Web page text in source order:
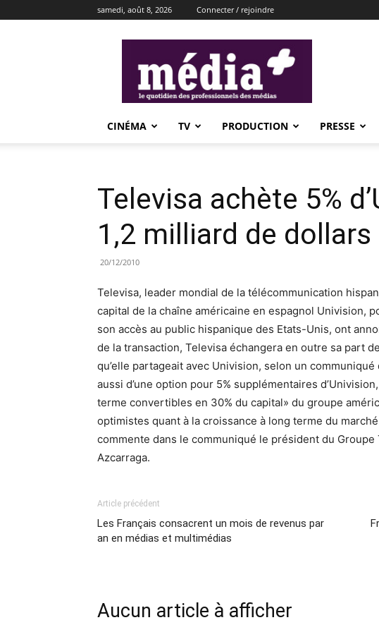
samedi, août 8, 2026 Connecter / rejoindre
CINÉMA TV PRODUCTION PRESSE
Televisa achète 5%
1,2 milliard de dollars
20/12/2010
Televisa, leader mondial de la télécommunication
capital de la chaîne américaine en espagnol Univision,
son accès au public hispanique des Etats-Unis, ont
de la transaction, Televisa échangera en outre sa part
qu’elle partageait avec Univision, selon un
aussi d’une option pour 5% supplémentaires
terme convertibles en 30% du capital» du groupe
optimistes quant à la croissance à long terme du
commente dans le communiqué le président du
Azcarraga.
Article précédent
Les Français consacrent un mois de revenus par
an en médias et multimédias
Aucun article à afficher